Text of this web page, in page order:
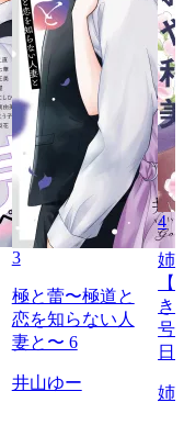
3
極と蕾〜極道と
恋を知らない人
妻と〜 6
井山ゆー
4
姉
き
号
日
姉